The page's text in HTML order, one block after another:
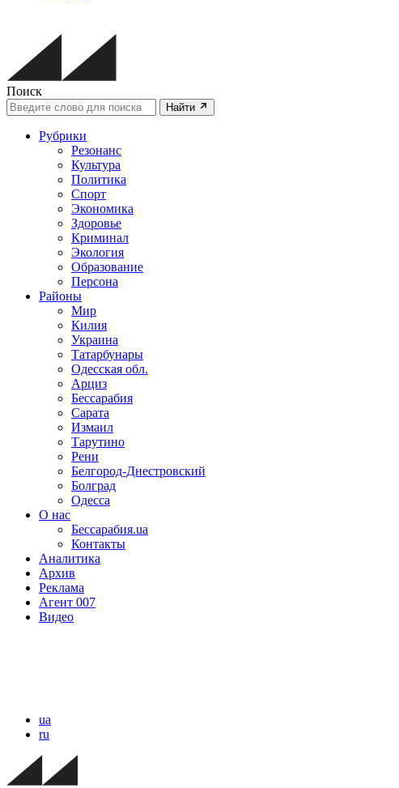
Поиск
Найти
Рубрики
Резонанс
Культура
Политика
Спорт
Экономика
Здоровье
Криминал
Экология
Образование
Персона
Районы
Мир
Килия
Украина
Татарбунары
Одесская обл.
Арциз
Бессарабия
Сарата
Измаил
Тарутино
Рени
Белгород-Днестровский
Болград
Одесса
О нас
Бессарабия.ua
Контакты
Аналитика
Архив
Реклама
Агент 007
Видео
ua
ru